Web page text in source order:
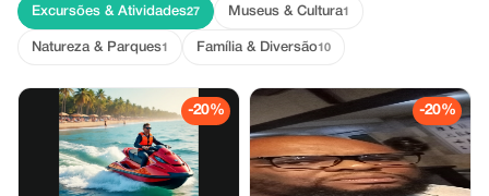
Excursões & Atividades27 Museus & Cultura1
Natureza & Parques1 Família & Diversão10
-20% -20%